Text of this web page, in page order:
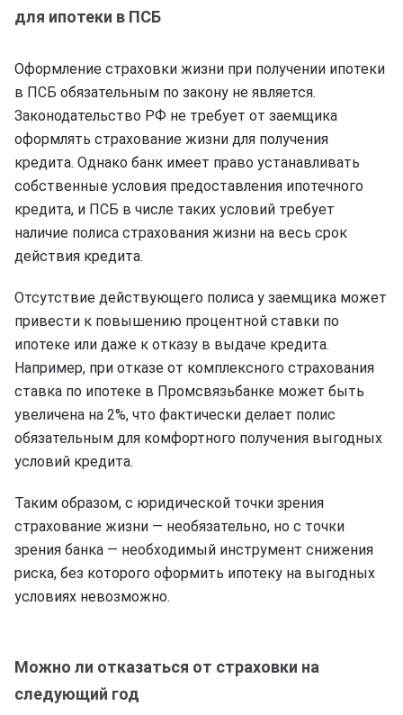
для ипотеки в ПСБ
Оформление страховки жизни при получении ипотеки
в ПСБ обязательным по закону не является.
Законодательство РФ не требует от заемщика
оформлять страхование жизни для получения
кредита. Однако банк имеет право устанавливать
собственные условия предоставления ипотечного
кредита, и ПСБ в числе таких условий требует
наличие полиса страхования жизни на весь срок
действия кредита.
Отсутствие действующего полиса у заемщика может
привести к повышению процентной ставки по
ипотеке или даже к отказу в выдаче кредита.
Например, при отказе от комплексного страхования
ставка по ипотеке в Промсвязьбанке может быть
увеличена на 2%, что фактически делает полис
обязательным для комфортного получения выгодных
условий кредита.
Таким образом, с юридической точки зрения
страхование жизни — необязательно, но с точки
зрения банка — необходимый инструмент снижения
риска, без которого оформить ипотеку на выгодных
условиях невозможно.
Можно ли отказаться от страховки на
следующий год